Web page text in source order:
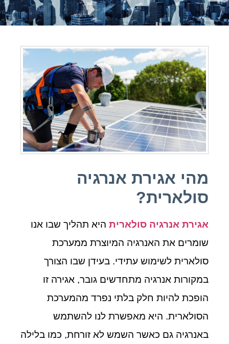
מהי אגירת אנרגיה
סולארית?
אגירת אנרגיה סולארית היא תהליך שבו אנו
שומרים את האנרגיה המיוצרת ממערכת
סולארית לשימוש עתידי. בעידן שבו הצורך
במקורות אנרגיה מתחדשים גובר, אגירה זו
הופכת להיות חלק בלתי נפרד מהמערכת
הסולארית. היא מאפשרת לנו להשתמש
באנרגיה גם כאשר השמש לא זורחת, כמו בלילה